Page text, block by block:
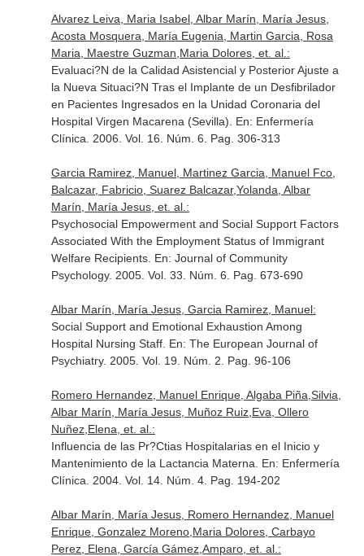
Alvarez Leiva, Maria Isabel, Albar Marín, María Jesus,
Acosta Mosquera, María Eugenia, Martin Garcia, Rosa
Maria, Maestre Guzman,Maria Dolores, et. al.:
Evaluaci?N de la Calidad Asistencial y Posterior Ajuste a
la Nueva Situaci?N Tras el Implante de un Desfibrilador
en Pacientes Ingresados en la Unidad Coronaria del
Hospital Virgen Macarena (Sevilla). En: Enfermería
Clínica . 2006. Vol. 16. Núm. 6. Pag. 306-313
Garcia Ramirez, Manuel, Martinez Garcia, Manuel Fco,
Balcazar, Fabricio, Suarez Balcazar,Yolanda, Albar
Marín, María Jesus, et. al.:
Psychosocial Empowerment and Social Support Factors
Associated With the Employment Status of Immigrant
Welfare Recipients. En: Journal of Community
Psychology. 2005. Vol. 33. Núm. 6. Pag. 673-690
Albar Marín, María Jesus, Garcia Ramirez, Manuel:
Social Support and Emotional Exhaustion Among
Hospital Nursing Staff. En: The European Journal of
Psychiatry. 2005. Vol. 19. Núm. 2. Pag. 96-106
Romero Hernandez, Manuel Enrique, Algaba Piña,Silvia,
Albar Marín, María Jesus, Muñoz Ruiz,Eva, Ollero
Nuñez,Elena, et. al.:
Influencia de las Pr?Ctias Hospitalarias en el Inicio y
Mantenimiento de la Lactancia Materna. En: Enfermería
Clínica . 2004. Vol. 14. Núm. 4. Pag. 194-202
Albar Marín, María Jesus, Romero Hernandez, Manuel
Enrique, Gonzalez Moreno,Maria Dolores, Carbayo
Perez, Elena, García Gámez,Amparo, et. al.: